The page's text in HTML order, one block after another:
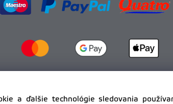
a ďalšie technológie sledovania